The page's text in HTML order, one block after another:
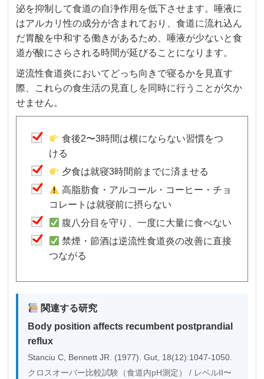
泌を抑制して食道の自浄作用を低下させます。唾液に
はアルカリ性の成分が含まれており、食道に流れ込ん
だ胃酸を中和する働きがあるため、唾液が少ないと食
道が酸にさらされる時間が延びることになります。
逆流性食道炎においてどっち向きで寝るかを見直す
際、これらの食生活の見直しを同時に行うことが欠か
せません。
食後2〜3時間は横にならない習慣をつ
ける
夕食は就寝3時間前までに済ませる
高脂肪食・アルコール・コーヒー・チョ
コレートは就寝前に摂らない
腹八分目を守り、一度に大量に食べない
禁煙・節酒は逆流性食道炎の改善に直接
つながる
関連する研究
Body position affects recumbent postprandial
reflux
Stanciu C, Bennett JR. (1977). Gut, 18(12):1047-1050.
クロスオーバー比較試験（食道内pH測定） / レベルII〜